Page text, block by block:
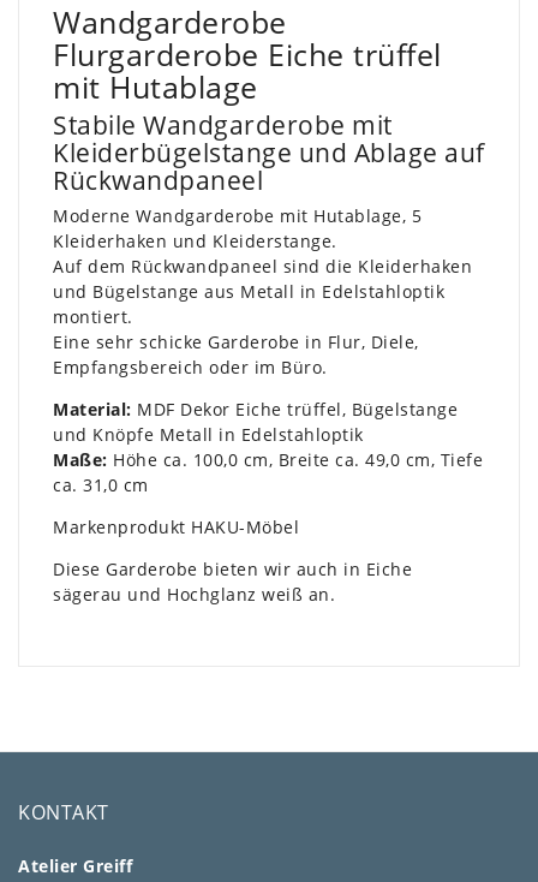
Wandgarderobe
Flurgarderobe Eiche trüffel
mit Hutablage
Stabile Wandgarderobe mit
Kleiderbügelstange und Ablage auf
Rückwandpaneel
Moderne Wandgarderobe mit Hutablage, 5
Kleiderhaken und Kleiderstange.
Auf dem Rückwandpaneel sind die Kleiderhaken
und Bügelstange aus Metall in Edelstahloptik
montiert.
Eine sehr schicke Garderobe in Flur, Diele,
Empfangsbereich oder im Büro.
Material: MDF Dekor Eiche trüffel, Bügelstange
und Knöpfe Metall in Edelstahloptik
Maße: Höhe ca. 100,0 cm, Breite ca. 49,0 cm, Tiefe
ca. 31,0 cm
Markenprodukt HAKU-Möbel
Diese Garderobe bieten wir auch in Eiche
sägerau und Hochglanz weiß an.
KONTAKT
Atelier Greiff